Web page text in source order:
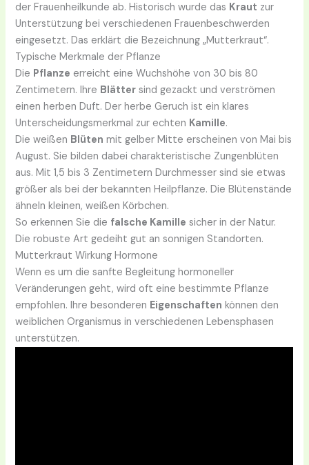
der Frauenheilkunde ab. Historisch wurde das Kraut zur
Unterstützung bei verschiedenen Frauenbeschwerden
eingesetzt. Das erklärt die Bezeichnung „Mutterkraut“.
Typische Merkmale der Pflanze
Die Pflanze erreicht eine Wuchshöhe von 30 bis 80
Zentimetern. Ihre Blätter sind gezackt und verströmen
einen herben Duft. Der herbe Geruch ist ein klares
Unterscheidungsmerkmal zur echten Kamille.
Die weißen Blüten mit gelber Mitte erscheinen von Mai bis
August. Sie bilden dabei charakteristische Zungenblüten
aus. Mit 1,5 bis 3 Zentimetern Durchmesser sind sie etwas
größer als bei der bekannten Heilpflanze. Die Blütenstände
ähneln kleinen, weißen Körbchen.
So erkennen Sie die falsche Kamille sicher in der Natur.
Die robuste Art gedeiht gut an sonnigen Standorten.
Mutterkraut Wirkung Hormone
Wenn es um die sanfte Begleitung hormoneller
Veränderungen geht, wird oft eine bestimmte Pflanze
empfohlen. Ihre besonderen Eigenschaften können den
weiblichen Organismus in verschiedenen Lebensphasen
unterstützen.